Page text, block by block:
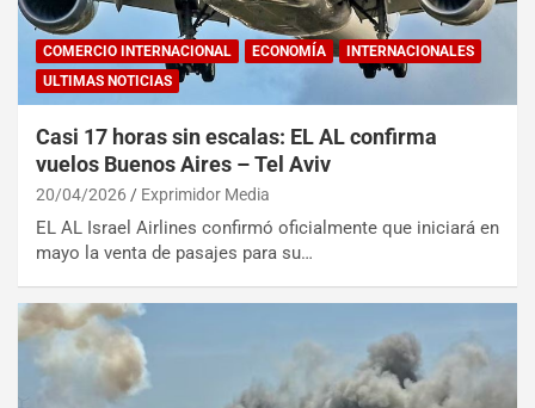
COMERCIO INTERNACIONAL ECONOMÍA
INTERNACIONALES
ULTIMAS NOTICIAS
Casi 17 horas sin escalas: EL AL confirma
vuelos Buenos Aires – Tel Aviv
20/04/2026 Exprimidor Media
EL AL Israel Airlines confirmó oficialmente que iniciará en
mayo la venta de pasajes para su…